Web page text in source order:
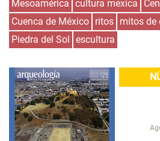
Mesoamérica cultura mexica
Cuenca de México ritos mitos de
Piedra del Sol escultura